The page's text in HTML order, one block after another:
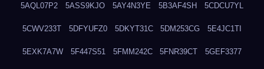
5AQL07P2 5ASS9KJO 5AY4N3YE 5B3AF4SH 5CDCU7YL
5CWV233T 5DFYUFZ0 5DKYT31C 5DM253CG 5E4JC1TI
5EXK7A7W 5F447S51 5FMM242C 5FNR39CT 5GEF3377